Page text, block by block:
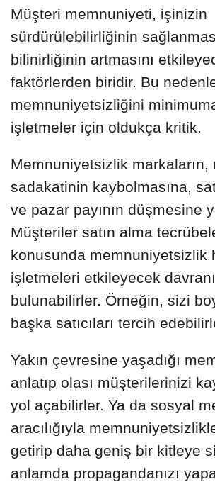
Müşteri memnuniyeti, işinizin
sürdürülebilirliğinin
bilinirliğinin artmasını
faktörlerden biridir. Bu
memnuniyetsizliğini
işletmeler için oldukça kritik.
Memnuniyetsizlik markaların,
sadakatinin kaybolmasına,
ve pazar payının düşmesine
Müşteriler satın alma
konusunda memnuniyetsizlik
işletmeleri etkileyecek
bulunabilirler. Örneğin, sizi
başka satıcıları tercih
Yakın çevresine yaşadığı
anlatıp olası müşterilerinizi
yol açabilirler. Ya da sosyal
aracılığıyla
getirip daha geniş bir kitleye
anlamda propagandanızı